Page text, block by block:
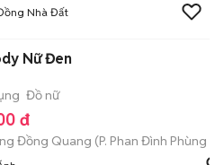
Nhà Đất
Nữ Đen
Đồ nữ
đ
Đồng Quang (P. Phan Đình Phùng